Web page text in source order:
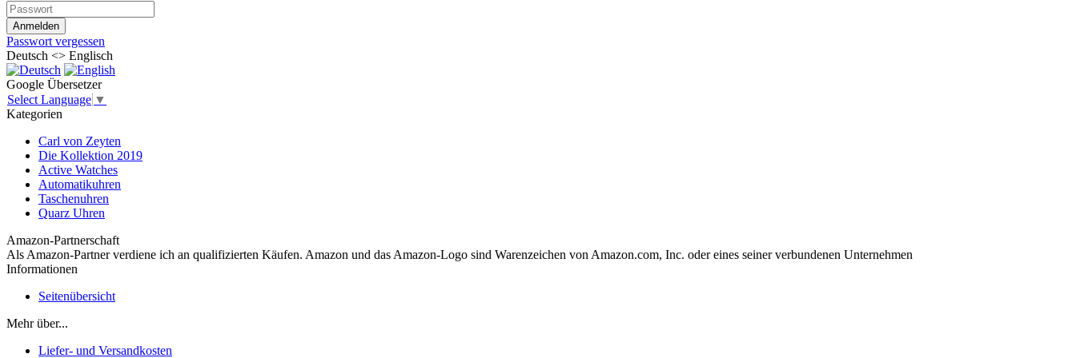
Passwort vergessen
Deutsch <> Englisch
Google Übersetzer
Select Language ▼
Kategorien
Carl von Zeyten
Die Kollektion 2019
Active Watches
Automatikuhren
Taschenuhren
Quarz Uhren
Amazon-Partnerschaft
Als Amazon-Partner verdiene ich an qualifizierten Käufen. Amazon und das Amazon-Logo sind Warenzeichen von Amazon.com, Inc. oder eines seiner verbundenen Unternehmen
Informationen
Seitenübersicht
Mehr über...
Liefer- und Versandkosten